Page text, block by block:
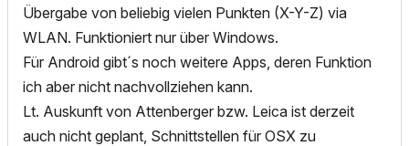
Übergabe von beliebig vielen Punkten (X-Y-Z) via
WLAN. Funktioniert nur über Windows.
Für Android gibt´s noch weitere Apps, deren Funktion
ich aber nicht nachvollziehen kann.
Lt. Auskunft von Attenberger bzw. Leica ist derzeit
auch nicht geplant, Schnittstellen für OSX zu